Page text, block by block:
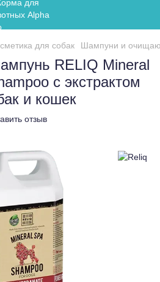
для собак Шампуни и
RELIQ Mineral
с экстрактом
и кошек
отзыв